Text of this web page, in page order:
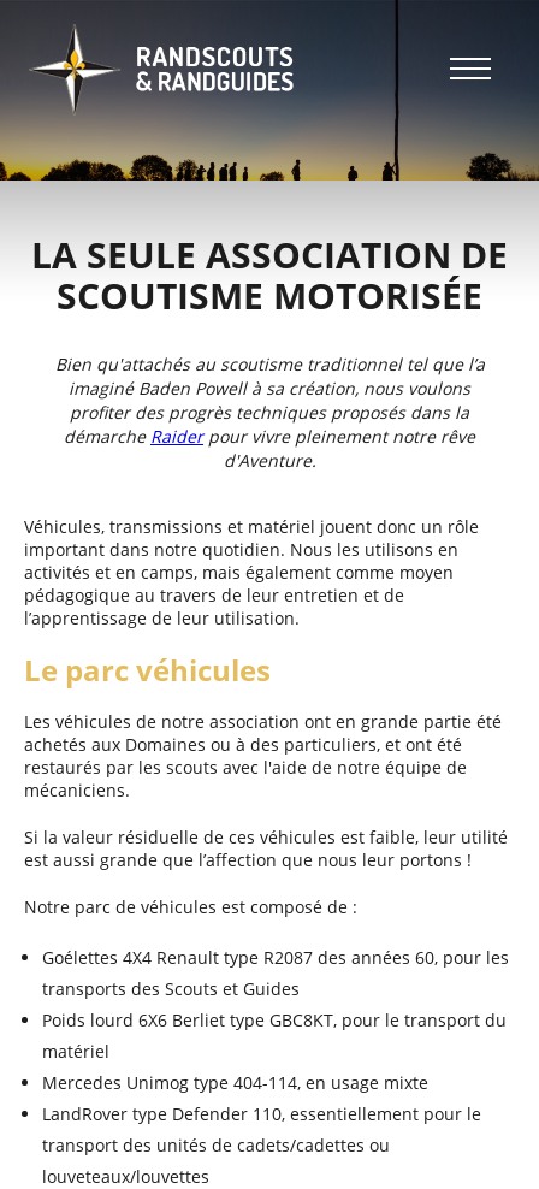
contenu
principal
Header
Main
navigation
Header
LA SEULE ASSOCIATION DE
SCOUTISME MOTORISÉE
Bien qu'attachés au scoutisme traditionnel tel que l’a
imaginé Baden Powell à sa création, nous voulons
profiter des progrès techniques proposés dans la
démarche Raiderpour vivre pleinement notre rêve
d'Aventure.
Véhicules, transmissions et matériel jouent donc un rôle
important dans notre quotidien. Nous les utilisons en
activités et en camps, mais également comme moyen
pédagogique au travers de leur entretien et de
l’apprentissage de leur utilisation.
Le parc véhicules
Les véhicules de notre association ont en grande partie été
achetés aux Domaines ou à des particuliers, et ont été
restaurés par les scouts avec l'aide de notre équipe de
mécaniciens.
Si la valeur résiduelle de ces véhicules est faible, leur utilité
est aussi grande que l’affection que nous leur portons !
Notre parc de véhicules est composé de :
Goélettes 4X4 Renault type R2087 des années 60, pour les
transports des Scouts et Guides
Poids lourd 6X6 Berliet type GBC8KT, pour le transport du
matériel
Mercedes Unimog type 404-114, en usage mixte
LandRover type Defender 110, essentiellement pour le
transport des unités de cadets/cadettes ou
louveteaux/louvettes